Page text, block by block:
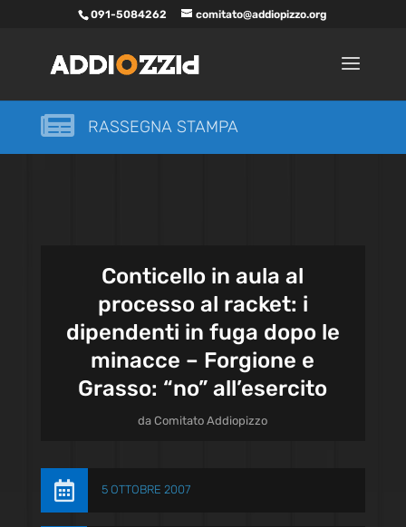
091-5084262 comitato@addiopizzo.org
 RASSEGNA STAMPA
Conticello in aula al
processo al racket: i
dipendenti in fuga dopo le
minacce – Forgione e
Grasso: “no” all’esercito
daComitato Addiopizzo
 5 OTTOBRE 2007